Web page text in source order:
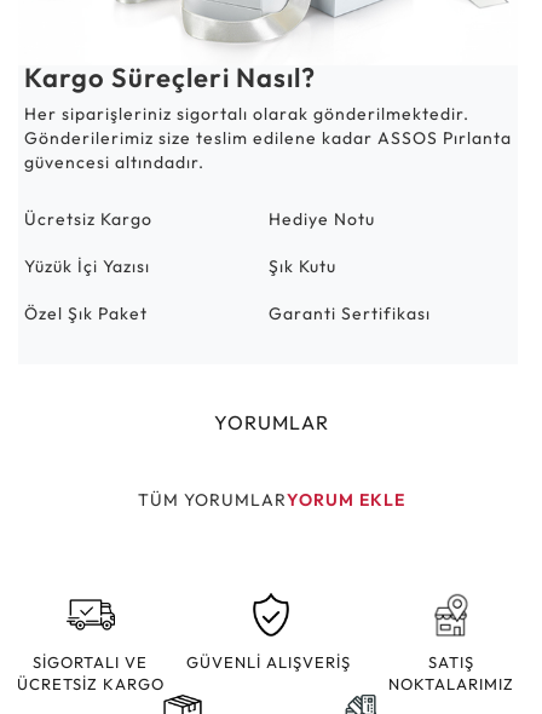
Kargo Süreçleri Nasıl?
Her siparişleriniz sigortalı olarak gönderilmektedir.
Gönderilerimiz size teslim edilene kadar ASSOS Pırlanta
güvencesi altındadır.
Ücretsiz Kargo Hediye Notu
Yüzük İçi Yazısı Şık Kutu
Özel Şık Paket Garanti Sertifikası
YORUMLAR
TÜM YORUMLARYORUM EKLE
SİGORTALI VE
ÜCRETSİZ KARGO
GÜVENLİ ALIŞVERİŞ
SATIŞ
NOKTALARIMIZ